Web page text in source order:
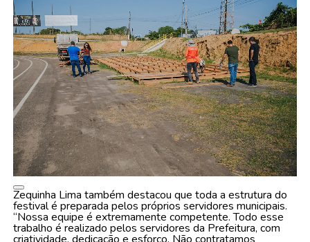
Zequinha Lima também destacou que toda a estrutura do
festival é preparada pelos próprios servidores municipais.
“Nossa equipe é extremamente competente. Todo esse
trabalho é realizado pelos servidores da Prefeitura, com